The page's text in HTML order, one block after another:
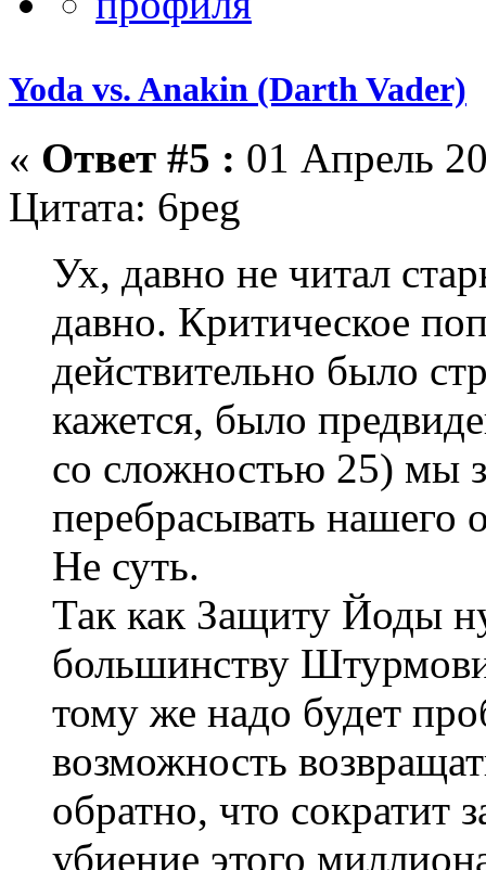
Yoda vs. Anakin (Darth Vader)
« Ответ #5 : 01 Апрель
Цитата: 6peg
Ух, давно не читал
давно. Критическое
действительно было
кажется, было
со сложностью 25) мы
перебрасывать нашего
Не суть.
Так как Защиту Йоды
большинству
тому же надо будет
возможность
обратно, что сократит
убиение этого